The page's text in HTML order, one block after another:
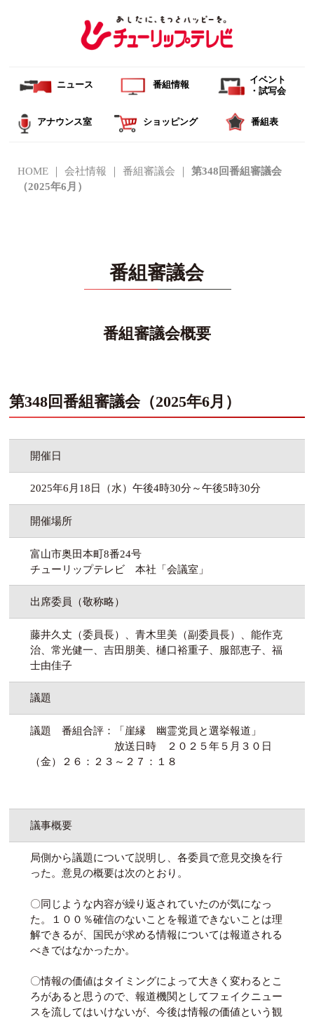
ニュース 番組情報
イベント
・試写会
アナウンス室 ショッピング 番組表
HOME 会社情報 番組審議会
第348回番組審議会
（2025年6月）
番組審議会
番組審議会概要
第348回番組審議会（2025年6月）
開催日
2025年6月18日（水）午後4時30分～午後5時30分
開催場所
富山市奥田本町8番24号
チューリップテレビ 本社「会議室」
出席委員（敬称略）
藤井久丈（委員長）、青木里美（副委員長）、能作克
治、常光健一、吉田朋美、樋口裕重子、服部恵子、福
士由佳子
議題
議題 番組合評：「崖縁 幽霊党員と選挙報道」
放送日時 ２０２５年５月３０日
（金）２６：２３～２７：１８
議事概要
局側から議題について説明し、各委員で意見交換を行
った。意見の概要は次のとおり。
〇同じような内容が繰り返されていたのが気になっ
た。１００％確信のないことを報道できないことは理
解できるが、国民が求める情報については報道される
べきではなかったか。
〇情報の価値はタイミングによって大きく変わるとこ
ろがあると思うので、報道機関としてフェイクニュー
スを流してはいけないが、今後は情報の価値という観